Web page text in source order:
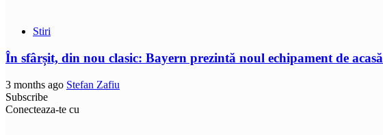
Stiri
În sfârșit, din nou clasic: Bayern prezintă noul echipament de acasă
3 months ago Stefan Zafiu
Subscribe
Conecteaza-te cu